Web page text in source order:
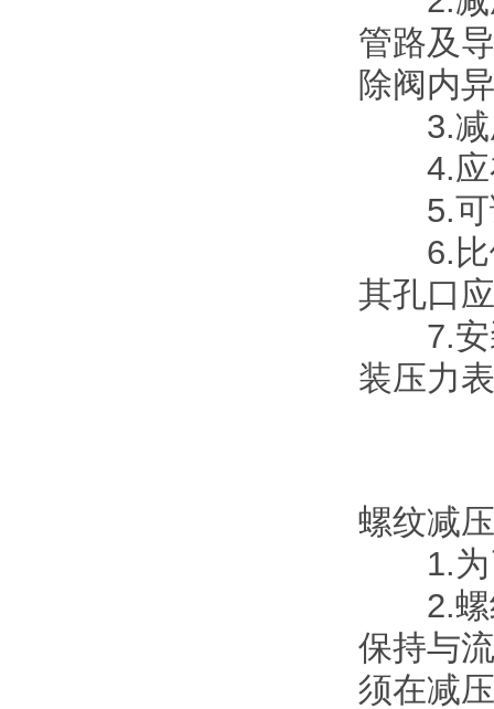
管路及
除阀内
3.减压
4.应在
5.可调
6.比例
其孔口
7.安装
装压力
螺纹减
1.为了
2.螺纹
保持与
须在减